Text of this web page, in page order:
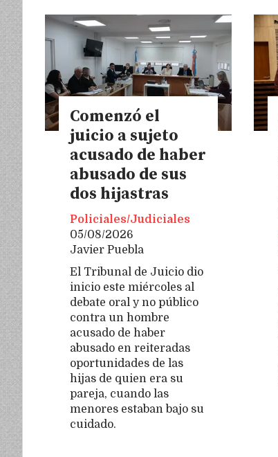
Comenzó el
juicio a sujeto
acusado de haber
abusado de sus
dos hijastras
Javier Puebla
Policiales/Judiciales
05/08/2026
El Tribunal de Juicio dio
inicio este miércoles al
debate oral y no público
contra un hombre
acusado de haber
abusado en reiteradas
oportunidades de las
hijas de quien era su
pareja, cuando las
menores estaban bajo su
cuidado.